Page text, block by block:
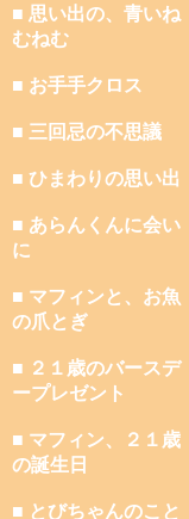
■ 思い出の、青いね
むねむ
■ お手手クロス
■ 三回忌の不思議
■ ひまわりの思い出
■ あらんくんに会い
に
■ マフィンと、お魚
の爪とぎ
■ ２１歳のバースデ
ープレゼント
■ マフィン、２１歳
の誕生日
■ とびちゃんのこと